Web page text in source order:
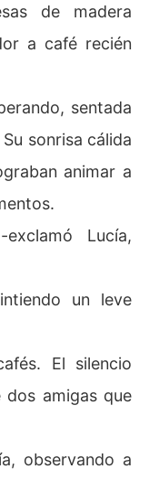
de madera
a café recién
sentada
sonrisa cálida
animar a
Lucía,
un leve
El silencio
amigas que
observando a